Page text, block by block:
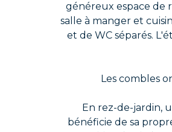
généreux espace de
salle à manger et
et de WC séparés.
Les combles
En rez-de-jardin,
bénéficie de sa